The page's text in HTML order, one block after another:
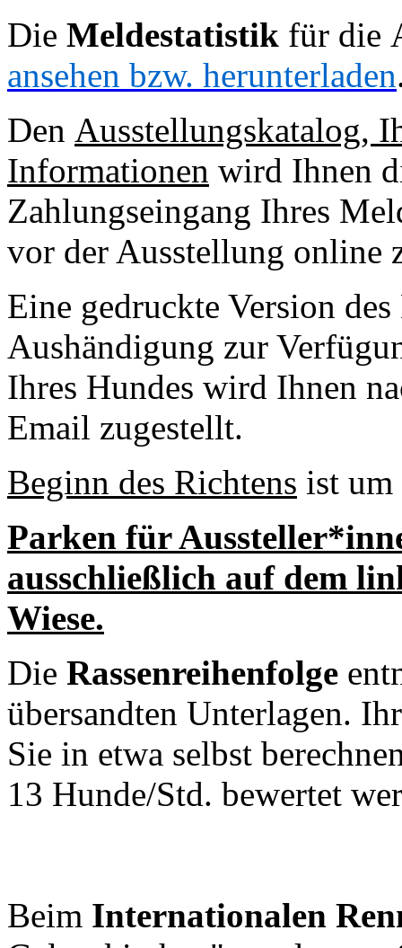
Die Meldestatistik für die
ansehen bzw. herunterladen
Den Ausstellungskatalog,
Informationen wird Ihnen
Zahlungseingang Ihres
vor der Ausstellung online
Eine gedruckte Version
Aushändigung zur
Ihres Hundes wird Ihnen
Email zugestellt.
Beginn des Richtens ist
Parken für
ausschließlich auf dem
Wiese.
Die Rassenreihenfolge
übersandten Unterlagen.
Sie in etwa selbst
13 Hunde/Std. bewertet
Beim Internationalen